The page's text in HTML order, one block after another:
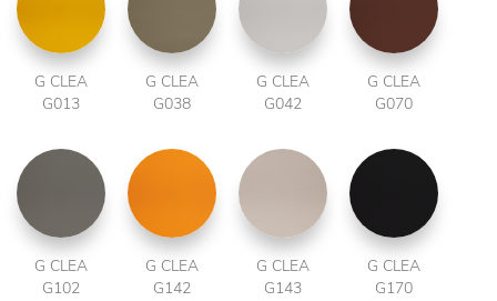
G CLEA
G013
G CLEA
G038
G CLEA
G042
G CLEA
G070
G CLEA
G102
G CLEA
G142
G CLEA
G143
G CLEA
G170